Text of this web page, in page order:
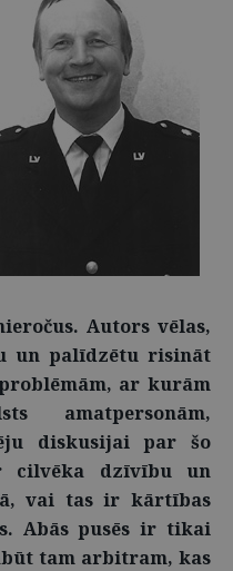
Autors vēlas,
un palīdzētu risināt
ar kurām
amatpersonām,
diskusijai par šo
cilvēka dzīvību un
vai tas ir kārtības
Abās pusēs ir tikai
tam arbitram, kas